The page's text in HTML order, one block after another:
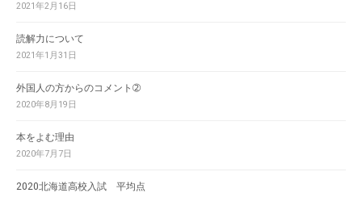
2021年2月16日
読解力について
2021年1月31日
外国人の方からのコメント➁
2020年8月19日
本をよむ理由
2020年7月7日
2020北海道高校入試 平均点